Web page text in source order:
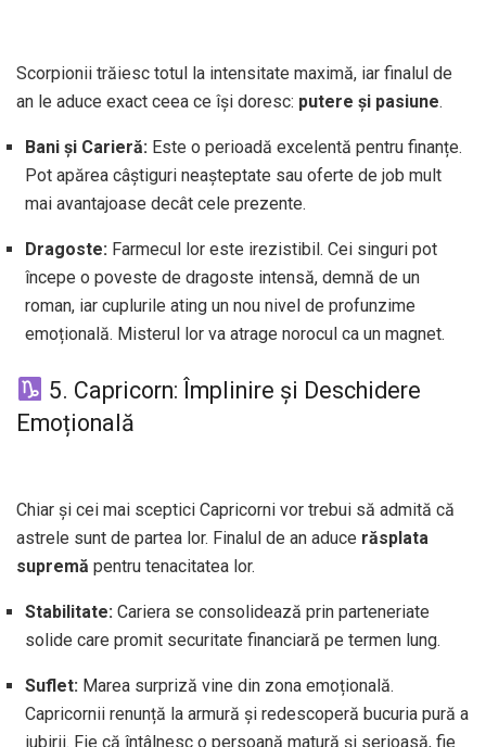
Scorpionii trăiesc totul la intensitate maximă, iar finalul de
an le aduce exact ceea ce își doresc: putere și pasiune.
Bani și Carieră: Este o perioadă excelentă pentru finanțe.
Pot apărea câștiguri neașteptate sau oferte de job mult
mai avantajoase decât cele prezente.
Dragoste: Farmecul lor este irezistibil. Cei singuri pot
începe o poveste de dragoste intensă, demnă de un
roman, iar cuplurile ating un nou nivel de profunzime
emoțională. Misterul lor va atrage norocul ca un magnet.
5. Capricorn: Împlinire și Deschidere
Emoțională
Chiar și cei mai sceptici Capricorni vor trebui să admită că
astrele sunt de partea lor. Finalul de an aduce răsplata
supremă pentru tenacitatea lor.
Stabilitate: Cariera se consolidează prin parteneriate
solide care promit securitate financiară pe termen lung.
Suflet: Marea surpriză vine din zona emoțională.
Capricornii renunță la armură și redescoperă bucuria pură a
iubirii. Fie că întâlnesc o persoană matură și serioasă, fie